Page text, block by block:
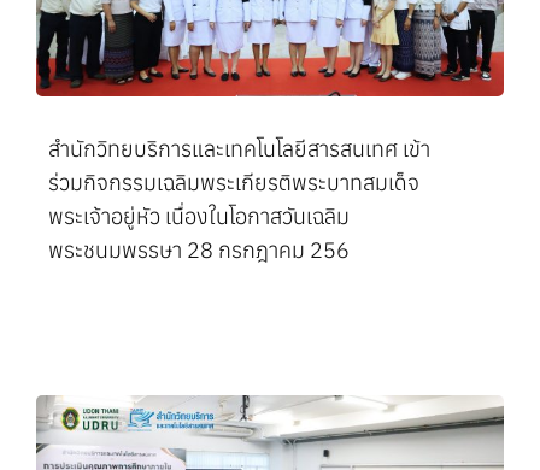
สำนักวิทยบริการและเทคโนโลยีสารสนเทศ เข้า
ร่วมกิจกรรมเฉลิมพระเกียรติพระบาทสมเด็จ
พระเจ้าอยู่หัว เนื่องในโอกาสวันเฉลิม
พระชนมพรรษา 28 กรกฎาคม 256